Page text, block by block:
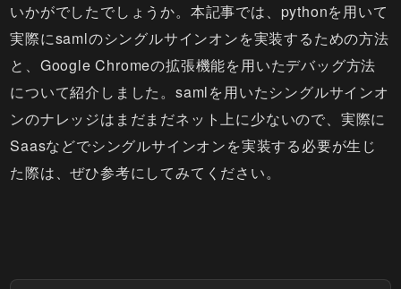
いかがでしたでしょうか。本記事では、pythonを用いて
実際にsamlのシングルサインオンを実装するための方法
と、Google Chromeの拡張機能を用いたデバッグ方法
について紹介しました。samlを用いたシングルサインオ
ンのナレッジはまだまだネット上に少ないので、実際に
Saasなどでシングルサインオンを実装する必要が生じ
た際は、ぜひ参考にしてみてください。